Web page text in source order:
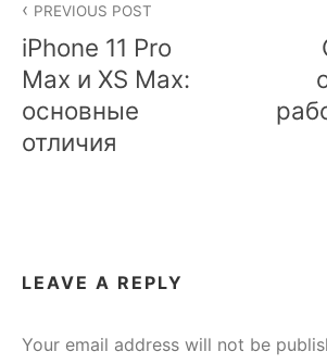
navigation
PREVIOUS POST
iPhone 11 Pro
Max и XS Max:
основные
отличия
LEAVE A REPLY
Your email address will not be